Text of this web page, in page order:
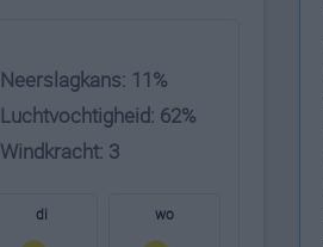
Neerslagkans: 11%
Luchtvochtigheid: 62%
Windkracht: 3
di wo